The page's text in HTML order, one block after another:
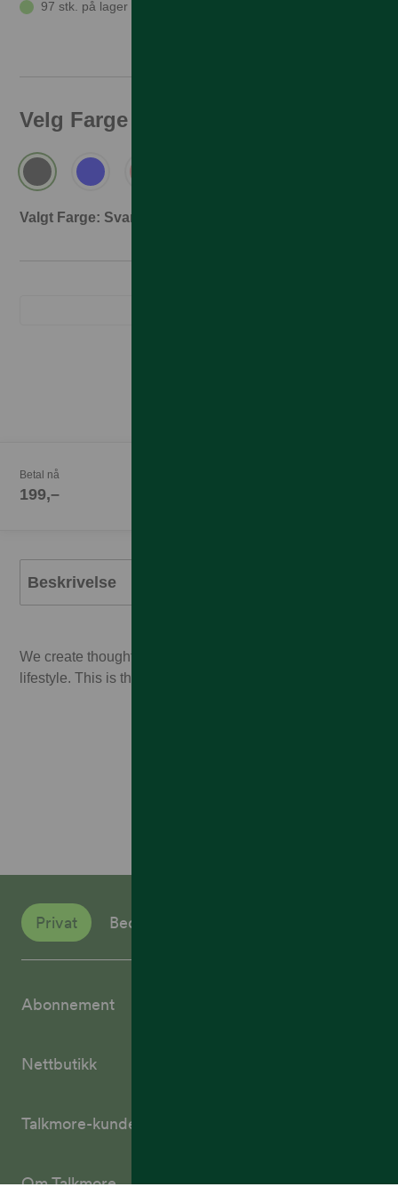
97 stk. på lager
Velg Farge
Valgt Farge: Svart
Betal nå
199,–
Beskrivelse
We create thoughtful products, designed for your
lifestyle. This is the
Privat Bedrift
Abonnement
Nettbutikk
Talkmore-kunder
Om Talkmore